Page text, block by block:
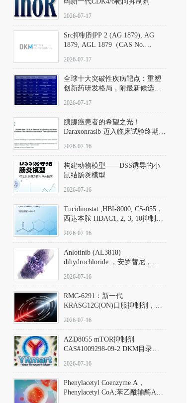
ROCK2的解离常数（Ki）分别为
140 nM和300 nM；在众多丝氨酸/
中，其靶向ROCK的选择性超过
200倍，凸显出优异的分子特异
2026-07-17
Src抑制剂PP 2 (AG 1879), AG
1879, AGL 1879（CAS No.
应用指南
2026-07-17
全球十大突破性疾病靶点：重塑
创新药研发格局，附最新候选分
2026-07-17
胰腺癌患者的希望之光！
Daraxonrasib 迈入临床试验终期阶
2026-07-16
构建动物模型——DSS诱导的小
鼠结肠炎模型
2026-07-16
Tucidinostat ,HBI-8000, CS-055，
西达本胺 HDAC1, 2, 3, 10抑制剂
D808567) - DKM活性分子
2026-07-16
Anlotinib (AL3818)
dihydrochloride ，安罗替尼，
Hydrochloride实验方法步骤SOP
2026-07-16
RMC-6291：新一代
KRASG12C(ON)口服抑制剂，
(Elironrasib)CAS#2641998-63-0
2026-07-16
AZD8055 mTOR抑制剂
CAS#1009298-09-2 DKM目录号
激酶抑制剂的深度剖析
2026-07-16
Phenylacetyl Coenzyme A，
Phenylacetyl CoA;苯乙酰辅酶A